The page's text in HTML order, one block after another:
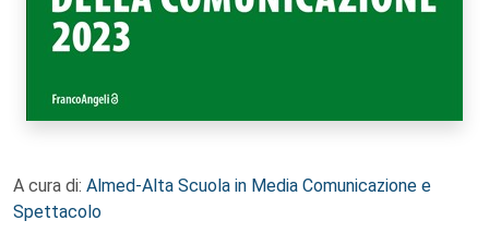
A cura di: Almed-Alta Scuola in Media Comunicazione e
Spettacolo